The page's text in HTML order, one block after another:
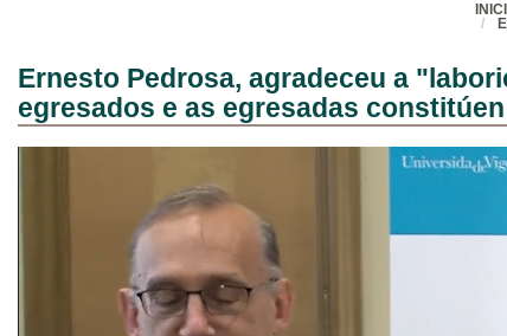
Ernesto Pedrosa, agradeceu a
egresados e as egresadas